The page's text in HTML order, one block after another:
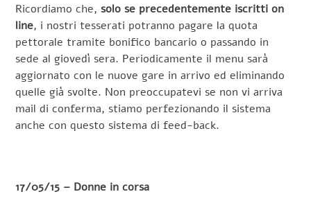
Ricordiamo che, solo se precedentemente iscritti on
line, i nostri tesserati potranno pagare la quota
pettorale tramite bonifico bancario o passando in
sede al giovedì sera. Periodicamente il menu sarà
aggiornato con le nuove gare in arrivo ed eliminando
quelle già svolte. Non preoccupatevi se non vi arriva
mail di conferma, stiamo perfezionando il sistema
anche con questo sistema di feed-back.
17/05/15 – Donne in corsa